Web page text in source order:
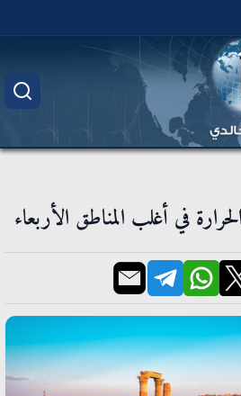
في أغلب المناطق الأربعاء